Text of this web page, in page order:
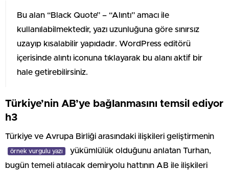
Bu alan “Black Quote” – “Alıntı” amacı ile
kullanılabilmektedir, yazı uzunluğuna göre sınırsız
uzayıp kısalabilir yapıdadır. WordPress editörü
içerisinde alıntı iconuna tıklayarak bu alanı aktif bir
hale getirebilirsiniz.
Türkiye’nin AB’ye bağlanmasını temsil ediyor
h3
Türkiye ve Avrupa Birliği arasındaki ilişkileri geliştirmenin
örnek vurgulu yazı
yükümlülük olduğunu anlatan Turhan,
bugün temeli atılacak demiryolu hattının AB ile ilişkileri